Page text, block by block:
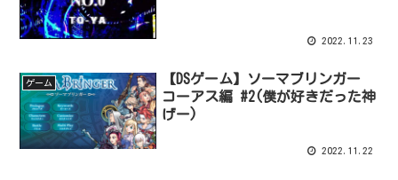
2022.11.23
ゲーム
【DSゲーム】ソーマブリンガー
コーアス編 #2(僕が好きだった神
げー)
2022.11.22